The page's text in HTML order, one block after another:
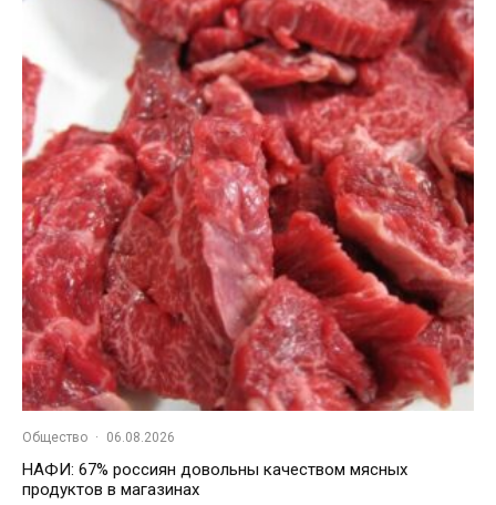
Общество · 06.08.2026
НАФИ: 67% россиян довольны качеством мясных
продуктов в магазинах